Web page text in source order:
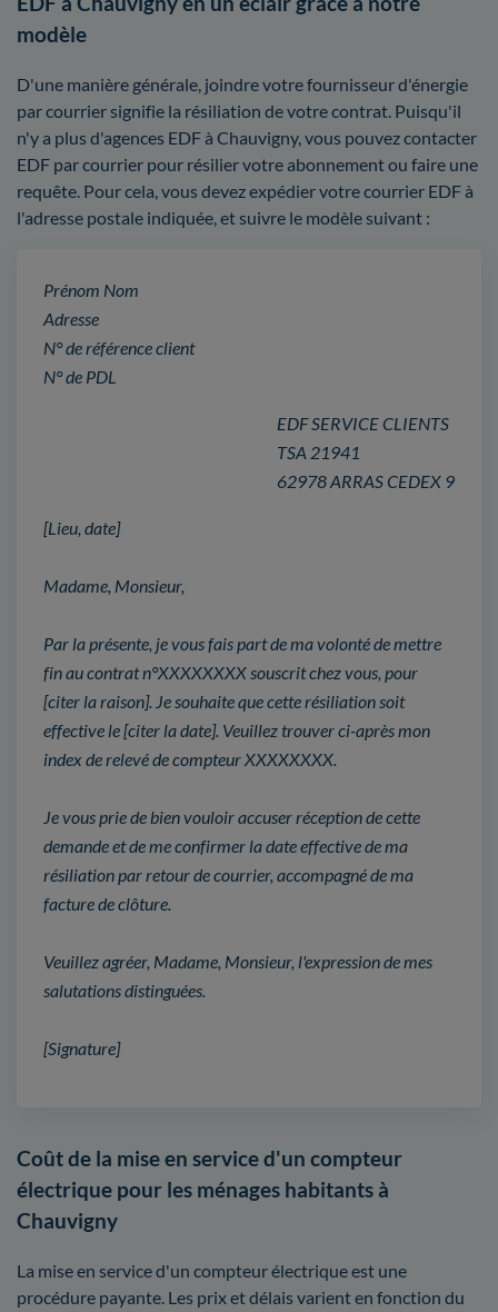
modèle
D'une manière générale, joindre votre fournisseur d'énergie
par courrier signifie la résiliation de votre contrat. Puisqu'il
n'y a plus d'agences EDF à Chauvigny, vous pouvez contacter
EDF par courrier pour résilier votre abonnement ou faire une
requête. Pour cela, vous devez expédier votre courrier EDF à
l'adresse postale indiquée, et suivre le modèle suivant :
Prénom Nom
Adresse
N° de référence client
N° de PDL
EDF SERVICE CLIENTS
TSA 21941
62978 ARRAS CEDEX 9
[Lieu, date]
Madame, Monsieur,
Par la présente, je vous fais part de ma volonté de mettre
fin au contrat n°XXXXXXXX souscrit chez vous, pour
[citer la raison]. Je souhaite que cette résiliation soit
effective le [citer la date]. Veuillez trouver ci-après mon
index de relevé de compteur XXXXXXXX.
Je vous prie de bien vouloir accuser réception de cette
demande et de me confirmer la date effective de ma
résiliation par retour de courrier, accompagné de ma
facture de clôture.
Veuillez agréer, Madame, Monsieur, l'expression de mes
salutations distinguées.
[Signature]
Coût de la mise en service d'un compteur
électrique pour les ménages habitants à
Chauvigny
La mise en service d'un compteur électrique est une
procédure payante. Les prix et délais varient en fonction du